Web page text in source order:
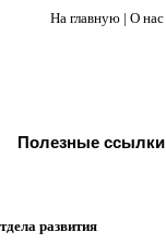
На главную | О нас
Полезные ссылки
развития